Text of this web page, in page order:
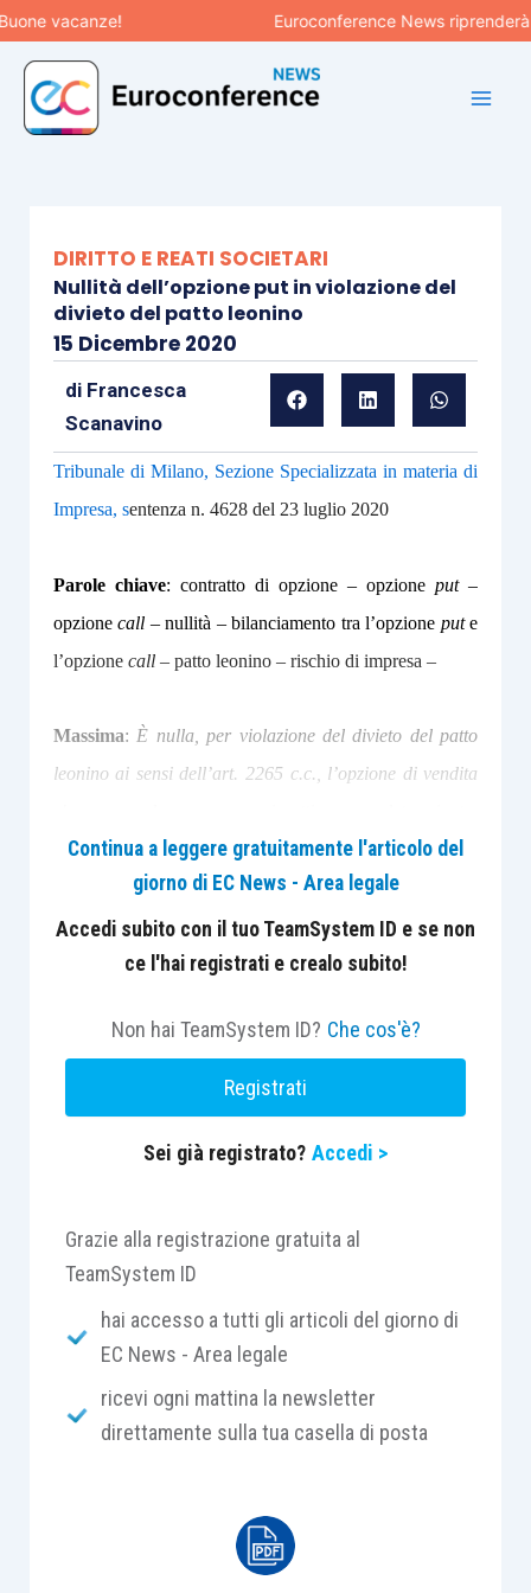
Vai
al
contenuto
vacanze! Euroconference News riprenderà le
DIRITTO E REATI SOCIETARI
Nullità dell’opzione put in violazione del
divieto del patto leonino
15 Dicembre 2020
di Francesca
Scanavino
Tribunale di Milano, Sezione Specializzata in materia di
Impresa, sentenza n. 4628 del 23 luglio 2020
Parole chiave: contratto di opzione – opzioneput–
opzionecall – nullità – bilanciamento tra l’opzione pute
l’opzione call– patto leonino – rischio di impresa –
Massima: È nulla, per violazione del divieto del patto
leonino ai sensi dell’art. 2265 c.c., l’opzione di vendita
comprensivo anche degli esborsimedio temporeeseguiti
dal socio avente diritto di opzione, laddove tale
pattuizione determini nella concretezza l’esclusione del
socio dalla partecipazione al rischio di impresa.
Disposizioni applicate: articoli 2265c.c.,2482-
La controversia in esame riguarda la validità del
relativamente alle partecipazioni nella società Gamma.
vendita irrevocabile ed incondizionata, in forza della
dato lasso di tempo, le proprie partecipazioni in Gamma
nello stesso periodo da Beta in esecuzione di qualsiasi
operazione societaria (a titolo esemplificativo, aumenti di
Continua a leggere gratuitamente l'articolo del
giorno di EC News - Area legale
Accedi subito con il tuo TeamSystem ID e se non
ce l'hai registrati e crealo subito!
Non hai TeamSystem ID? Che cos'è?
Registrati
Sei già registrato? Accedi >
Grazie alla registrazione gratuita al
TeamSystem ID
hai accesso a tutti gli articoli del giorno di
EC News - Area legale
ricevi ogni mattina la newsletter
direttamente sulla tua casella di posta